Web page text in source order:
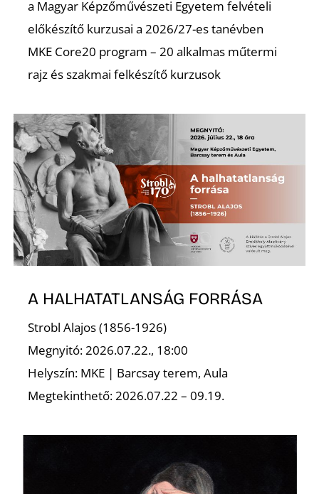
a Magyar Képzőművészeti Egyetem felvételi
előkészítő kurzusai a 2026/27-es tanévben
MKE Core20 program – 20 alkalmas műtermi
rajz és szakmai felkészítő kurzusok
A HALHATATLANSÁG FORRÁSA
Strobl Alajos (1856-1926)
Megnyitó: 2026.07.22., 18:00
Helyszín: MKE | Barcsay terem, Aula
Megtekinthető: 2026.07.22 – 09.19.